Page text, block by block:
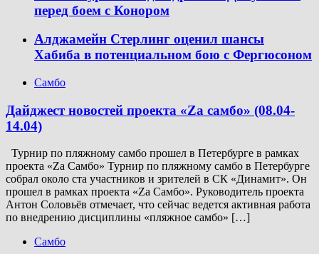
перед боем с Конором
Алджамейн Стерлинг оценил шансы
Хабиба в потенциальном бою с Фергюсоном
Самбо
Дайджест новостей проекта «Zа самбо» (08.04-
14.04)
Турнир по пляжному самбо прошел в Петербурге в рамках
проекта «Za Самбо» Турнир по пляжному самбо в Петербурге
собрал около ста участников и зрителей в СК «Динамит». Он
прошел в рамках проекта «Za Самбо». Руководитель проекта
Антон Соловьёв отмечает, что сейчас ведется активная работа
по внедрению дисциплины «пляжное самбо» […]
Самбо